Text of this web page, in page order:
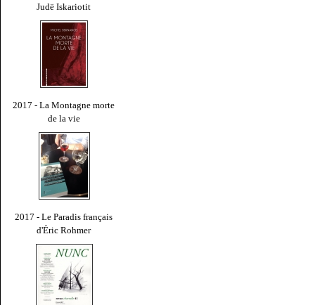
Judë Iskariotit
2017 - La Montagne morte
de la vie
2017 - Le Paradis français
d'Éric Rohmer